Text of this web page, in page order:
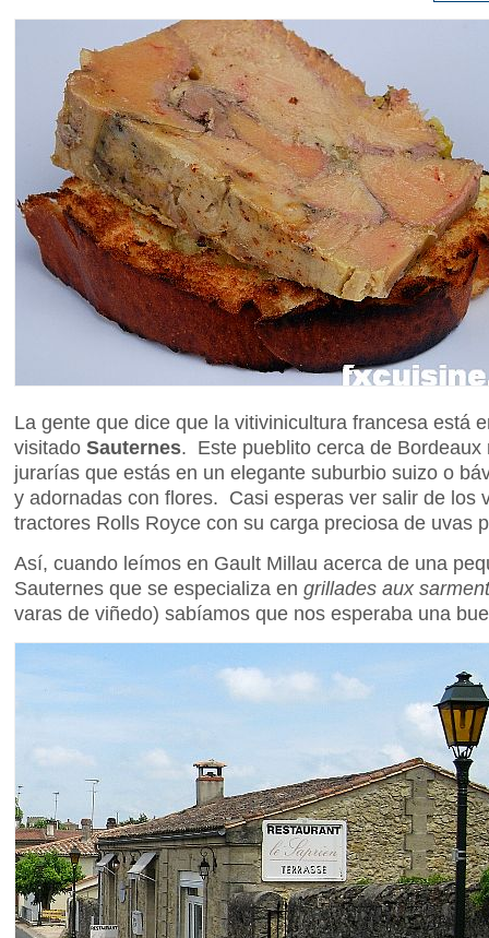
La gente que dice que la vitivinicultura francesa está
visitado Sauternes. Este pueblito cerca de Bordeaux
jurarías que estás en un elegante suburbio suizo o
y adornadas con flores. Casi esperas ver salir de los
tractores Rolls Royce con su carga preciosa de uvas
Así, cuando leímos en Gault Millau acerca de una
Sauternes que se especializa en grillades aux
varas de viñedo) sabíamos que nos esperaba una